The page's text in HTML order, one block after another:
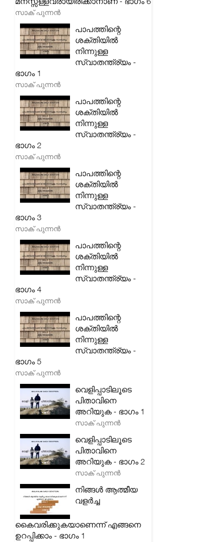
സാക് പുന്നൻ
പാപത്തിന്റെ
ശക്തിയിൽ
നിന്നുള്ള
സ്വാതന്ത്ര്യം -
ഭാഗം 1
സാക് പുന്നൻ
പാപത്തിന്റെ
ശക്തിയിൽ
നിന്നുള്ള
സ്വാതന്ത്ര്യം -
ഭാഗം 2
സാക് പുന്നൻ
പാപത്തിന്റെ
ശക്തിയിൽ
നിന്നുള്ള
സ്വാതന്ത്ര്യം -
ഭാഗം 3
സാക് പുന്നൻ
പാപത്തിന്റെ
ശക്തിയിൽ
നിന്നുള്ള
സ്വാതന്ത്ര്യം -
ഭാഗം 4
സാക് പുന്നൻ
പാപത്തിന്റെ
ശക്തിയിൽ
നിന്നുള്ള
സ്വാതന്ത്ര്യം -
ഭാഗം 5
സാക് പുന്നൻ
വെളിപ്പാടിലൂടെ
പിതാവിനെ
അറിയുക - ഭാഗം 1
സാക് പുന്നൻ
വെളിപ്പാടിലൂടെ
പിതാവിനെ
അറിയുക - ഭാഗം 2
സാക് പുന്നൻ
നിങ്ങൾ ആത്മീയ
വളർച്ച
കൈവരിക്കുകയാണെന്ന് എങ്ങനെ
ഉറപ്പിക്കാം - ഭാഗം 1